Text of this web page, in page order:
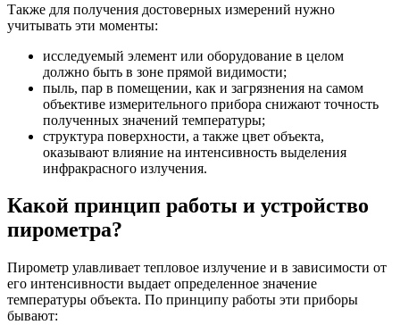
Также для получения достоверных измерений нужно
учитывать эти моменты:
исследуемый элемент или оборудование в целом
должно быть в зоне прямой видимости;
пыль, пар в помещении, как и загрязнения на самом
объективе измерительного прибора снижают точность
полученных значений температуры;
структура поверхности, а также цвет объекта,
оказывают влияние на интенсивность выделения
инфракрасного излучения.
Какой принцип работы и устройство
пирометра?
Пирометр улавливает тепловое излучение и в зависимости от
его интенсивности выдает определенное значение
температуры объекта. По принципу работы эти приборы
бывают: